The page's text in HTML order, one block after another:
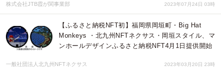
株式会社JTB霞が関事業部 2023年07月24日 03時
【ふるさと納税NFT初】福岡県岡垣町・Big Hat
Monkeys ・北九州NFTネクサス・岡垣スタイル、マ
ンホールデザインふるさと納税NFT4月1日提供開始
一般社団法人北九州NFTネクサス 2023年03月20日 23時